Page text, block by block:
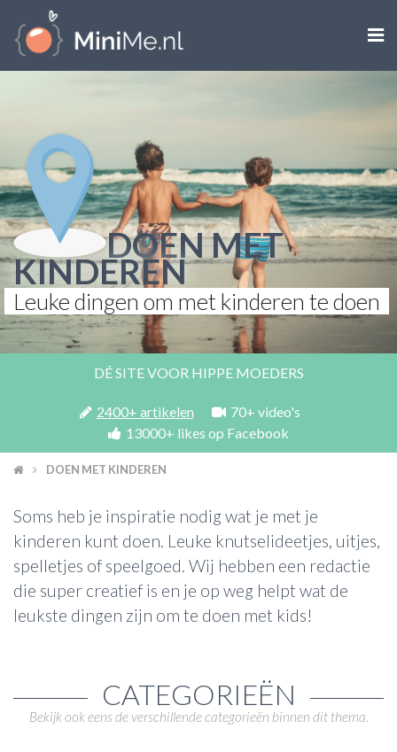

ZWANGER
BABY
PEUTER
KIND
LIFESTYLE
DOEN MET KINDEREN
ACTIES & KORTING
DOEN MET
KINDEREN
Leuke dingen om met kinderen te doen
DÉ SITE VOOR HIPPE MOEDERS
2400+ artikelen
70+ video's
13000+ likes op Facebook
DOEN MET KINDEREN
Soms heb je inspiratie nodig wat je met je
kinderen kunt doen. Leuke knutselideetjes, uitjes,
spelletjes of speelgoed. Wij hebben een redactie
die super creatief is en je op weg helpt wat de
leukste dingen zijn om te doen met kids!
CATEGORIEËN
Bekijk ook eens de verschillende categorieën binnen dit thema.